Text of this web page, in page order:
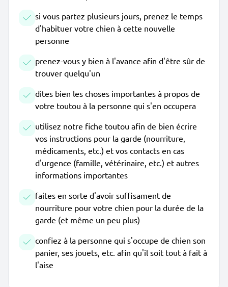
si vous partez plusieurs jours, prenez le temps
d'habituer votre chien à cette nouvelle
personne
prenez-vous y bien à l'avance afin d'être sûr de
trouver quelqu'un
dites bien les choses importantes à propos de
votre toutou à la personne qui s'en occupera
utilisez notre fiche toutou afin de bien écrire
vos instructions pour la garde (nourriture,
médicaments, etc.) et vos contacts en cas
d'urgence (famille, vétérinaire, etc.) et autres
informations importantes
faites en sorte d'avoir suffisament de
nourriture pour votre chien pour la durée de la
garde (et même un peu plus)
confiez à la personne qui s'occupe de chien son
panier, ses jouets, etc. afin qu'il soit tout à fait à
l'aise